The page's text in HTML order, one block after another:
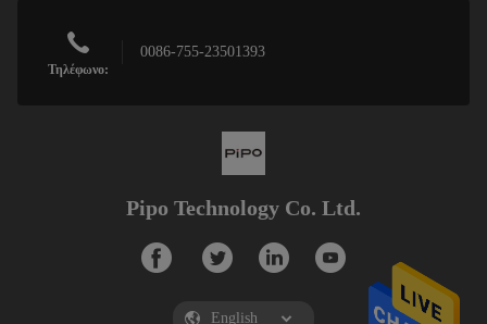
Τηλέφωνο:
0086-755-23501393
Pipo Technology Co. Ltd.